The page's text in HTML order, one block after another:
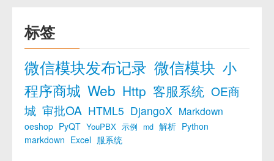
标签
微信模块发布记录 微信模块 小
程序商城 Web Http 客服系统 OE商
城 审批OA HTML5 DjangoX Markdown
oeshop PyQT YouPBX 示例 md 解析 Python
markdown Excel 服系统